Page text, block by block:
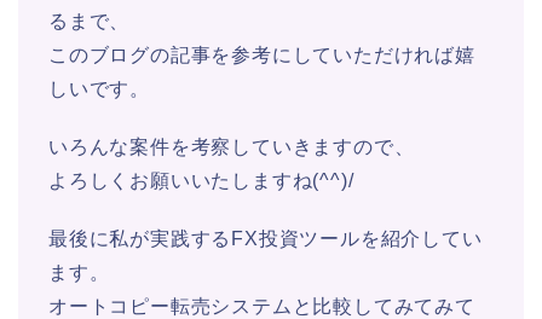
るまで、
このブログの記事を参考にしていただければ嬉
しいです。
いろんな案件を考察していきますので、
よろしくお願いいたしますね(^^)/
最後に私が実践するFX投資ツールを紹介してい
ます。
オートコピー転売システムと比較してみてみて